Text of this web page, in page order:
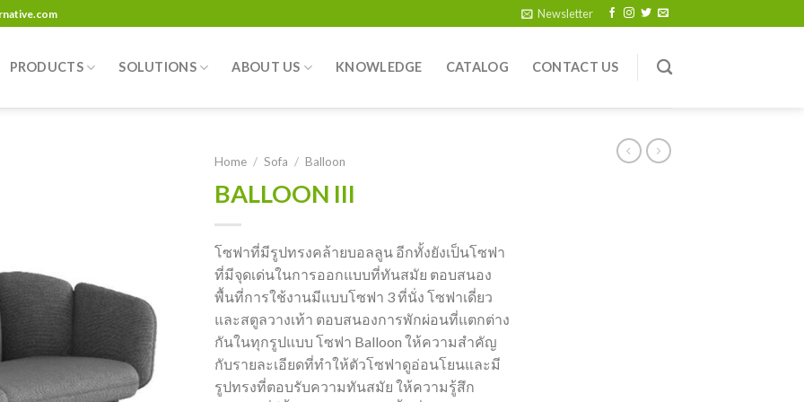
Newsletter
PRODUCTS SOLUTIONS ABOUT US KNOWLEDGE CATALOG CONTACT US
Home / Sofa / Balloon
BALLOON III
โซฟาที่มีรูปทรงคล้ายบอลลูน อีกทั้งยังเป็นโซฟา
ที่มีจุดเด่นในการออกแบบที่ทันสมัย ตอบสนอง
พื้นที่การใช้งานมีแบบโซฟา 3 ที่นั่ง โซฟาเดี่ยว
และสตูลวางเท้า ตอบสนองการพักผ่อนที่แตกต่าง
กันในทุกรูปแบบ โซฟา Balloon ให้ความสำคัญ
กับรายละเอียดที่ทำให้ตัวโซฟาดูอ่อนโยนและมี
รูปทรงที่ตอบรับความทันสมัย ให้ความรู้สึก